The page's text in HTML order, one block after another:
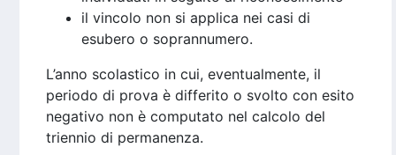
il vincolo non si applica nei casi di
esubero o soprannumero.
L’anno scolastico in cui, eventualmente, il
periodo di prova è differito o svolto con esito
negativo non è computato nel calcolo del
triennio di permanenza.